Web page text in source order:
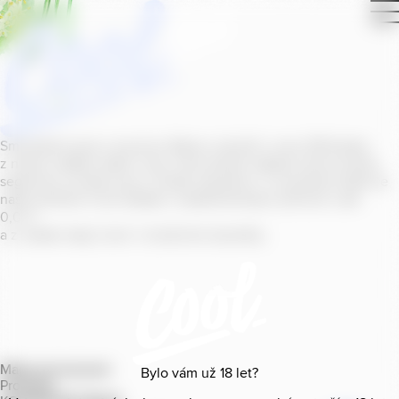
Bylo vám už 18 let?
Smícháním piva s ovocnou šťávou vytvořil v roce
z našich sládků
segmentu na bázi piva v České republice. V současné době se
naše portfolio Cool skládá z nealkoholických příchutí s alk.
0
a z nealko řady Cool+ s funkčními benefity.
Mapa provozoven
Produkty